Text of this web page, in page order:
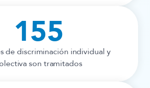
155
de discriminación individual y
son tramitados